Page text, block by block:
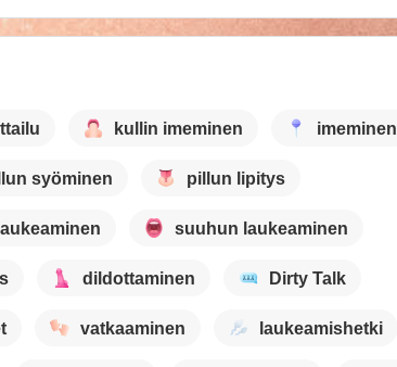
kullin imeminen imeminen
syöminen pillun lipitys
suuhun laukeaminen
dildottaminen Dirty Talk
vatkaaminen laukeamishetki